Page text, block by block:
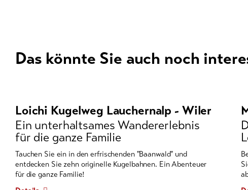
Das könnte Sie auch noch
ein
Karussell-
Element
mit
mehreren
Einträgen.
Zum
Loichi Kugelweg Lauchernalp - Wiler
Ein unterhaltsames Wandererlebnis
für die ganze Familie
Tauchen Sie ein in den erfrischenden "Baanwald" und
entdecken Sie zehn originelle Kugelbahnen. Ein Abenteuer
für die ganze Familie!